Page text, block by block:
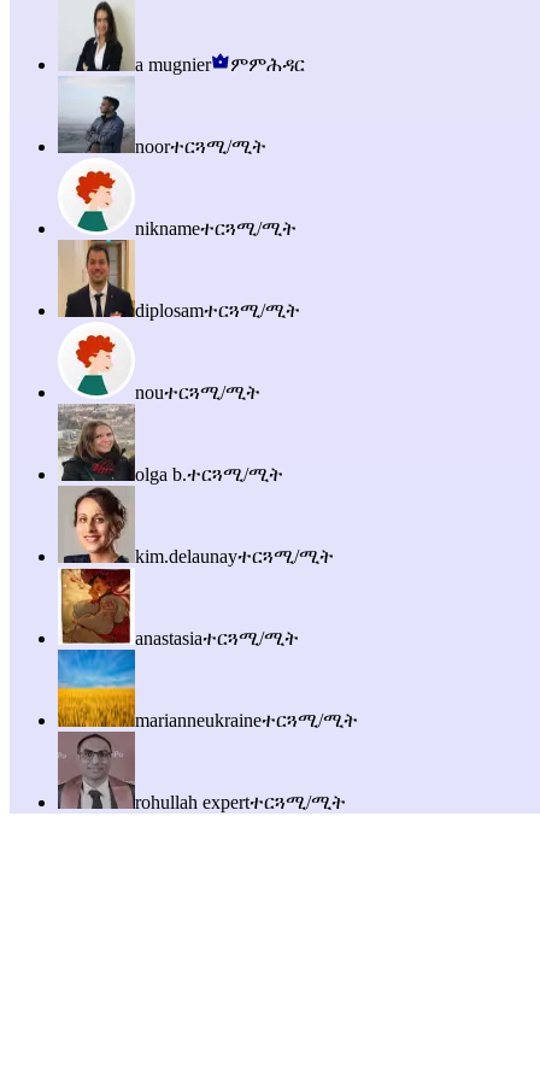
a mugnier ምምሕዳር
noorተርጓሚ/ሚት
niknameተርጓሚ/ሚት
diplosamተርጓሚ/ሚት
nouተርጓሚ/ሚት
olga b.ተርጓሚ/ሚት
kim.delaunayተርጓሚ/ሚት
anastasiaተርጓሚ/ሚት
marianneukraineተርጓሚ/ሚት
rohullah expertተርጓሚ/ሚት